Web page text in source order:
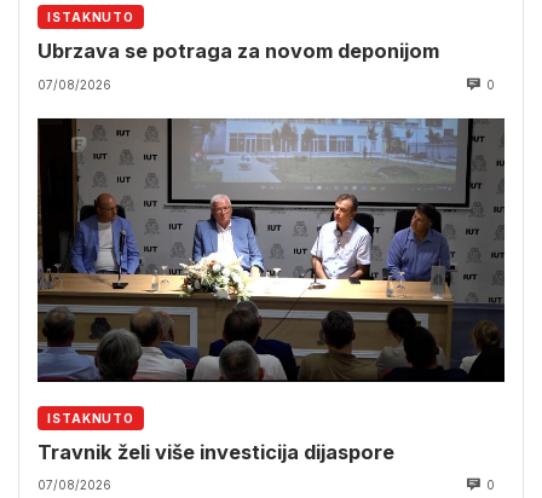
ISTAKNUTO
Ubrzava se potraga za novom deponijom
07/08/2026 0
ISTAKNUTO
Travnik želi više investicija dijaspore
07/08/2026 0